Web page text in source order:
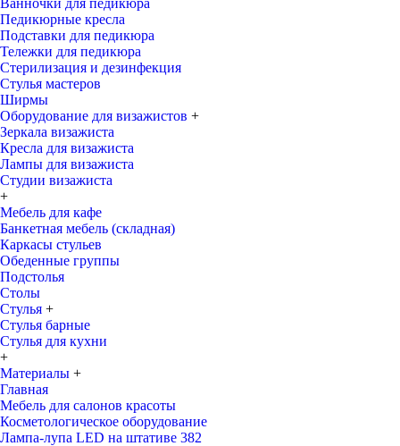
Ванночки для педикюра
Педикюрные кресла
Подставки для педикюра
Тележки для педикюра
Стерилизация и дезинфекция
Стулья мастеров
Ширмы
Оборудование для визажистов +
Зеркала визажиста
Кресла для визажиста
Лампы для визажиста
Студии визажиста
+
Мебель для кафе
Банкетная мебель (складная)
Каркасы стульев
Обеденные группы
Подстолья
Столы
Стулья +
Стулья барные
Стулья для кухни
+
Материалы +
Главная
Мебель для салонов красоты
Косметологическое оборудование
Лампа-лупа LED на штативе 382